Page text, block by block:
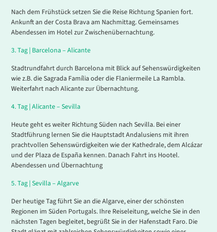
Nach dem Frühstück setzen Sie die Reise Richtung Spanien fort.
Ankunft an der Costa Brava am Nachmittag. Gemeinsames
Abendessen im Hotel zur Zwischenübernachtung.
3.Tag | Barcelona – Alicante
Stadtrundfahrt durch Barcelona mit Blick auf Sehenswürdigkeiten
wie z.B. die Sagrada Família oder die Flaniermeile La Rambla.
Weiterfahrt nach Alicante zur Übernachtung.
4.Tag | Alicante – Sevilla
Heute geht es weiter Richtung Süden nach Sevilla. Bei einer
Stadtführung lernen Sie die Hauptstadt Andalusiens mit ihren
prachtvollen Sehenswürdigkeiten wie der Kathedrale, dem Alcázar
und der Plaza de España kennen. Danach Fahrt ins Hootel.
Abendessen und Übernachtung
5.Tag | Sevilla – Algarve
Der heutige Tag führt Sie an die Algarve, einer der schönsten
Regionen im Süden Portugals. Ihre Reiseleitung, welche Sie in den
nächsten Tagen begleitet, begrüßt Sie in der Hafenstadt Faro. Die